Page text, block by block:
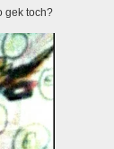
gek toch?